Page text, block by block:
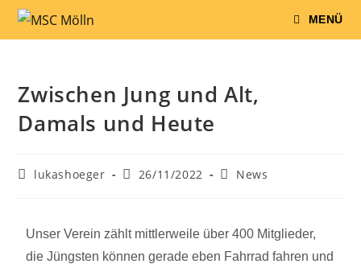
MENÜ
Zwischen Jung und Alt,
Damals und Heute
lukashoeger 26/11/2022 News
Unser Verein zählt mittlerweile über 400 Mitglieder,
die Jüngsten können gerade eben Fahrrad fahren und